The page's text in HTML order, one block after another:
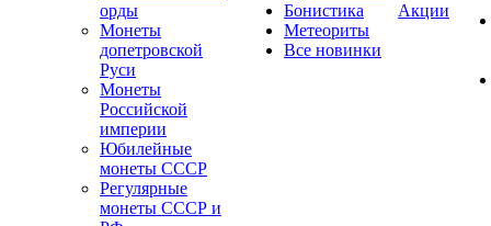
орды
Монеты
допетровской
Руси
Монеты
Российской
империи
Юбилейные
монеты СССР
Регулярные
монеты СССР и
Бонистика
Метеориты
Все новинки
Акции